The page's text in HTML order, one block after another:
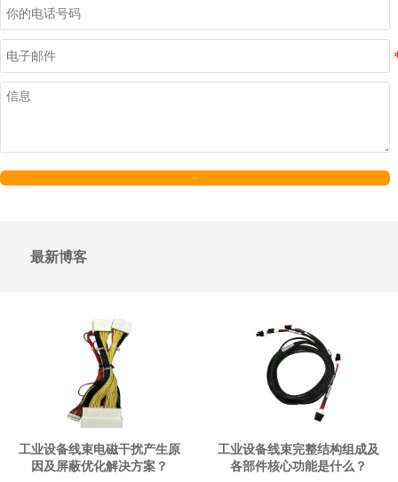
最新博客
工业设备线束电磁干扰产生原
因及屏蔽优化解决方案？
工业设备线束完整结构组成及
各部件核心功能是什么？